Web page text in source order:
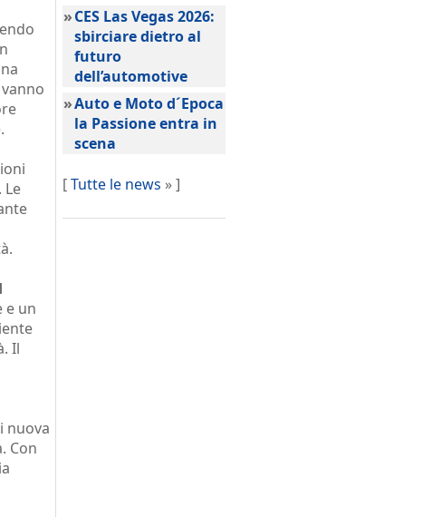
Le
e un
Il
nuova
Con
»CES Las Vegas 2026:
sbirciare dietro al
futuro
dell’automotive
»Auto e Moto d´Epoca
la Passione entra in
scena
[Tutte le news » ]